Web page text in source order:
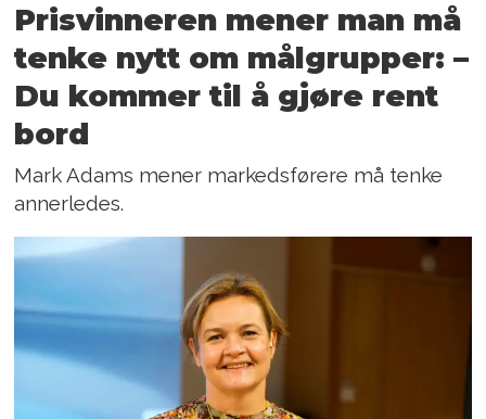
Prisvinneren mener man må
tenke nytt om målgrupper: –
Du kommer til å gjøre rent
bord
Mark Adams mener markedsførere må tenke
annerledes.